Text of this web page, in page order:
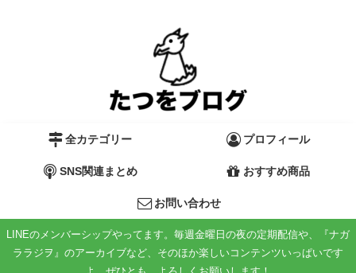
全カテゴリー プロフィール
SNS関連まとめ おすすめ商品
お問い合わせ
LINEのメンバーシップやってます。毎週金曜日の夜の定期配信や、『ナガ
ララジヲ』のアーカイブなど、そのほか楽しいコンテンツいっぱいです